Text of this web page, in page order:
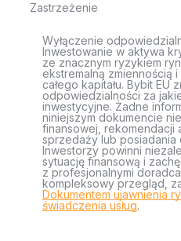
Zastrzeżenie
Wyłączenie
Inwestowanie w aktywa
ze znacznym ryzykiem
ekstremalną zmiennością
całego kapitału. Bybit EU
odpowiedzialności za
inwestycyjne. Żadne
niniejszym dokumencie
finansowej, rekomendacji
sprzedaży lub
Inwestorzy powinni
sytuację finansową i
z profesjonalnymi
kompleksowy przegląd,
Dokumentem ujawnienia
świadczenia usług.